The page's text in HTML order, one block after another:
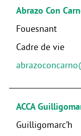
Abrazo Con
Fouesnant
Cadre de vie
ACCA
Guilligomarc’h